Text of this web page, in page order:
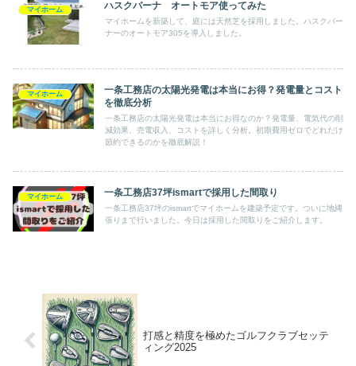
マイホーム ハスクバーナ オートモア使ってみた
マイホームを新築して、庭には天然芝を採用しました。ハスクバー
ナーのオートモア305を導入しました。
マイホーム
一条工務店の太陽光発電は本当にお得？発電量とコスト
を徹底分析
一条工務店の太陽光発電は本当にお得なのか？発電量、電気代の削
減効果、売電収入、コストを詳しく分析。初期費用ゼロでどれだけ
節約できるのかを徹底解説！
マイホーム 一条工務店37坪ismartで採用した間取り
一条工務店37坪のismartでマイホームを建築予定です。ついに地縄
張りまで行いました。今日は採用した間取りをご紹介します。
打感と精度を極めたゴルフクラブセッテ
ィング2025